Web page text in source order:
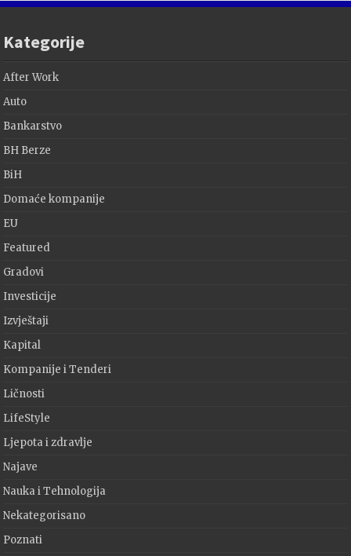
Kategorije
After Work
Auto
Bankarstvo
BH Berze
BiH
Domaće kompanije
EU
Featured
Gradovi
Investicije
Izvještaji
Kapital
Kompanije i Tenderi
Ličnosti
LifeStyle
Ljepota i zdravlje
Najave
Nauka i Tehnologija
Nekategorisano
Poznati